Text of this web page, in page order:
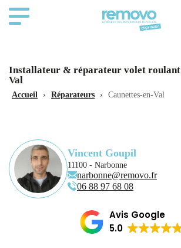
Installateur & réparateur volet roulant
Val
Accueil › Réparateurs › Caunettes-en-Val
Vincent Goupil
11100 - Narbonne
narbonne@removo.fr
06 88 97 68 08
Avis Google
5.0